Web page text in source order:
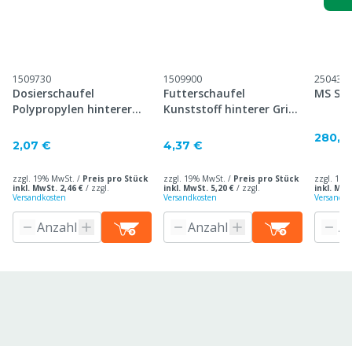
1509730
Dosierschaufel
Polypropylen hinterer
2,07 €
zzgl. 19% MwSt. / Preis pro Stück
inkl. MwSt. 2,46 € / zzgl.
Versandkosten
1509900
Futterschaufel
Kunststoff hinterer Griff,
4,37 €
zzgl. 19% MwSt. / Preis pro Stück
inkl. MwSt. 5,20 € / zzgl.
Versandkosten
2504350
MS
zzgl.
inkl.